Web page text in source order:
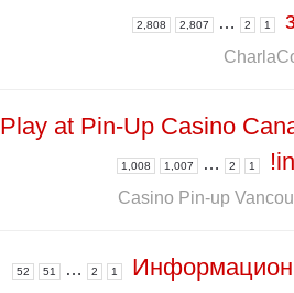
1
2
…
2,807
2,808
Play at Pin-Up Casino
1
2
…
1,007
1,008
Casino Pin-up
1
2
…
51
52